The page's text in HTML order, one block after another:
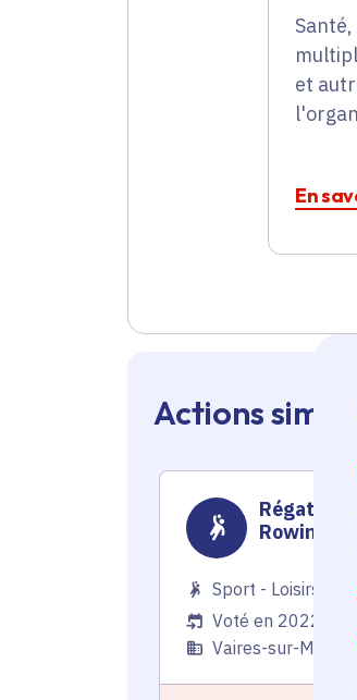
et
En
Actions
Régate
Rowing
Sport - Loisirs
Voté en 2022
Vaires-sur-Marne